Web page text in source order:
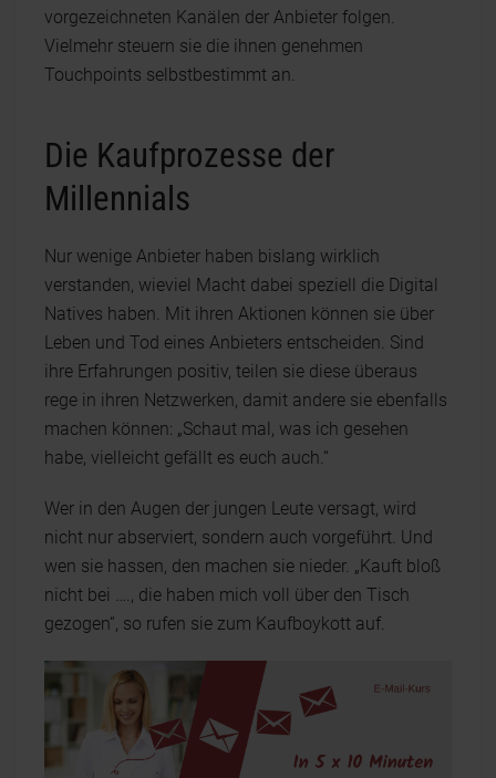
vorgezeichneten Kanälen der Anbieter folgen.
Vielmehr steuern sie die ihnen genehmen
Touchpoints selbstbestimmt an.
Die Kaufprozesse der
Millennials
Nur wenige Anbieter haben bislang wirklich
verstanden, wieviel Macht dabei speziell die Digital
Natives haben. Mit ihren Aktionen können sie über
Leben und Tod eines Anbieters entscheiden. Sind
ihre Erfahrungen positiv, teilen sie diese überaus
rege in ihren Netzwerken, damit andere sie ebenfalls
machen können: „Schaut mal, was ich gesehen
habe, vielleicht gefällt es euch auch.“
Wer in den Augen der jungen Leute versagt, wird
nicht nur abserviert, sondern auch vorgeführt. Und
wen sie hassen, den machen sie nieder. „Kauft bloß
nicht bei …., die haben mich voll über den Tisch
gezogen“, so rufen sie zum Kaufboykott auf.